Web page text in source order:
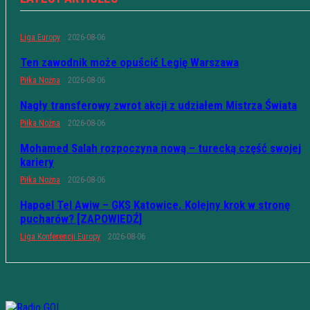
Liga Europy 2026-08-06
Ten zawodnik może opuścić Legię Warszawa
Piłka Nożna 2026-08-06
Nagły transferowy zwrot akcji z udziałem Mistrza Świata
Piłka Nożna 2026-08-06
Mohamed Salah rozpoczyna nową – turecką część swojej
kariery
Piłka Nożna 2026-08-06
Hapoel Tel Awiw – GKS Katowice. Kolejny krok w stronę
pucharów? [ZAPOWIEDŹ]
Liga Konferencji Europy 2026-08-06